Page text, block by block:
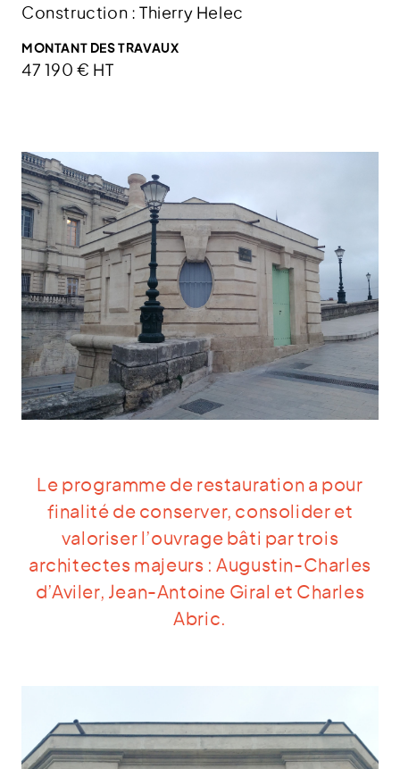
Construction : Thierry Helec
MONTANT DES TRAVAUX
47 190 € HT
Le programme de restauration a pour
finalité de conserver, consolider et
valoriser l’ouvrage bâti par trois
architectes majeurs : Augustin-Charles
d’Aviler, Jean-Antoine Giral et Charles
Abric.